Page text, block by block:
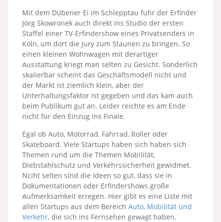
Mit dem Dübener Ei im Schlepptau fuhr der Erfinder
Jörg Skowronek auch direkt ins Studio der ersten
Staffel einer TV-Erfindershow eines Privatsenders in
Köln, um dort die Jury zum Staunen zu bringen. So
einen kleinen Wohnwagen mit derartiger
Ausstattung kriegt man selten zu Gesicht. Sonderlich
skalierbar scheint das Geschäftsmodell nicht und
der Markt ist ziemlich klein, aber der
Unterhaltungsfaktor ist gegeben und das kam auch
beim Publikum gut an. Leider reichte es am Ende
nicht für den Einzug ins Finale.
Egal ob Auto, Motorrad, Fahrrad, Roller oder
Skateboard. Viele Startups haben sich haben sich
Themen rund um die Themen Mobilität,
Diebstahlschutz und Verkehrssicherheit gewidmet.
Nciht selten sind die Ideen so gut, dass sie in
Dokumentationen oder Erfindershows große
Aufmerksamkeit erregen. Hier gibt es eine Liste mit
allen Startups aus dem Bereich Auto, Mobilität und
Verkehr, die sich ins Fernsehen gewagt haben.